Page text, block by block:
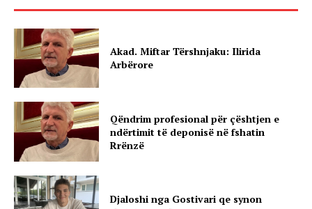
Akad. Miftar Tërshnjaku: Ilirida
Arbërore
Qëndrim profesional për çështjen e
ndërtimit të deponisë në fshatin
Rrënzë
Djaloshi nga Gostivari qe synon